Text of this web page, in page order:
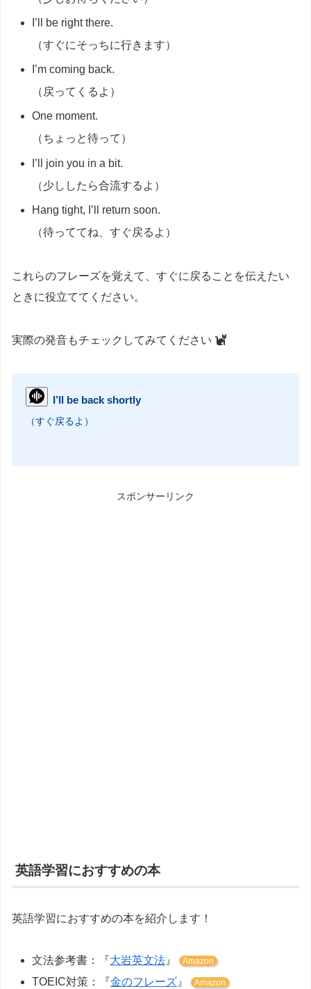
I’ll be right there.
（すぐにそっちに行きます）
I’m coming back.
（戻ってくるよ）
One moment.
（ちょっと待って）
I’ll join you in a bit.
（少ししたら合流するよ）
Hang tight, I’ll return soon.
（待っててね、すぐ戻るよ）
これらのフレーズを覚えて、すぐに戻ることを伝えたい
ときに役立ててください。
実際の発音もチェックしてみてください
I’ll be back shortly
（すぐ戻るよ）
スポンサーリンク
英語学習におすすめの本
英語学習におすすめの本を紹介します！
文法参考書：『大岩英文法 』 Amazon
TOEIC対策：『金のフレーズ 』 Amazon